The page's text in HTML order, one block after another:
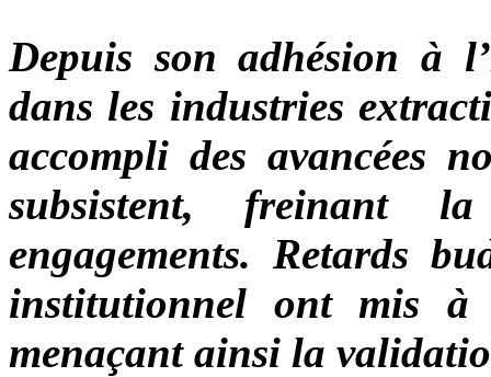
Depuis son adhésion à
dans les industries
accompli des avancées
subsistent, freinant
engagements. Retards
institutionnel ont mis à
menaçant ainsi la